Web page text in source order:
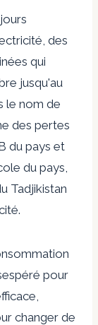
des
qui
jusqu'au
le nom de
des pertes
du pays et
du pays,
Tadjikistan
pour
changer de